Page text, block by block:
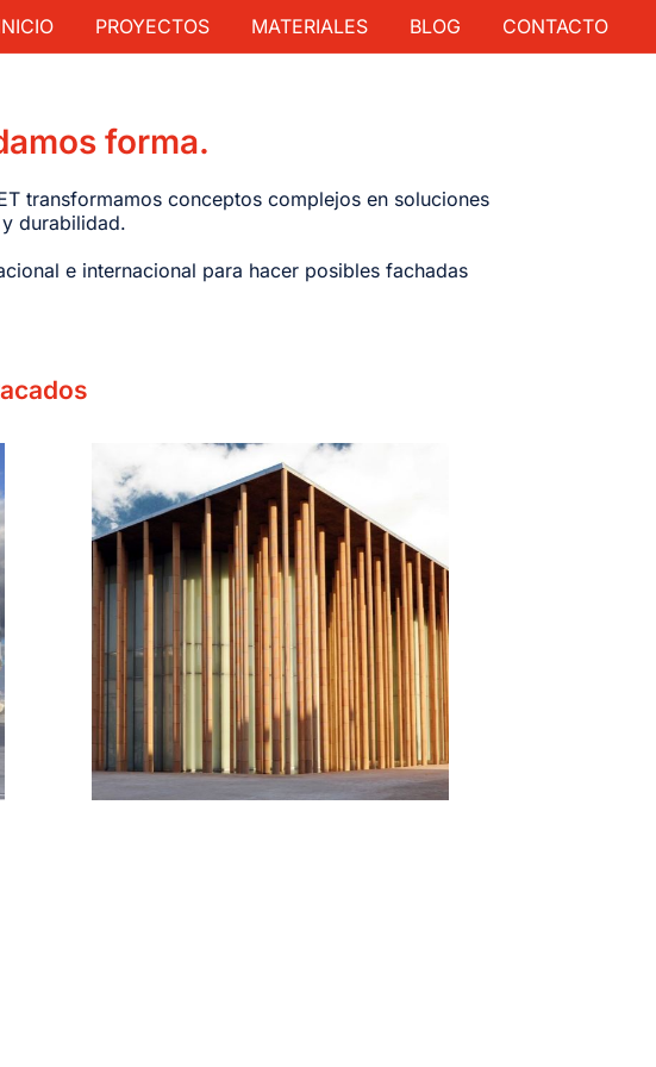
PROYECTOS MATERIALES BLOG CONTACTO
forma.
transformamos conceptos complejos en soluciones
durabilidad.
e internacional para hacer posibles fachadas